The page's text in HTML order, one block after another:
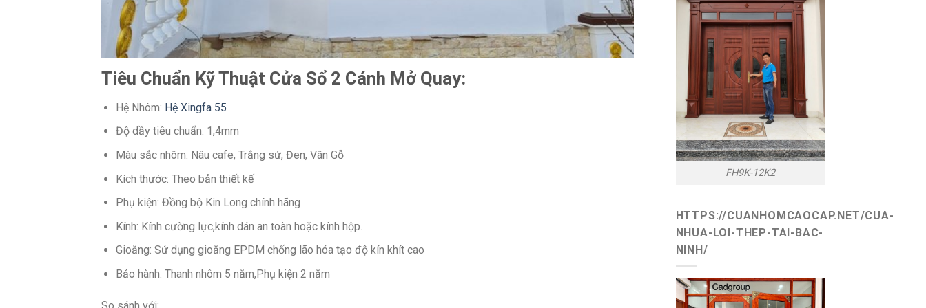
Tiêu Chuẩn Kỹ Thuật Cửa Sổ 2 Cánh Mở Quay:
Hệ Nhôm: Hệ Xingfa 55
Độ dầy tiêu chuẩn: 1,4mm
Màu sắc nhôm: Nâu cafe, Trắng sứ, Đen, Vân Gỗ
Kích thước: Theo bản thiết kế
Phụ kiện: Đồng bộ Kin Long chính hãng
Kính: Kính cường lực,kính dán an toàn hoặc kính hộp.
Gioăng: Sử dụng gioăng EPDM chống lão hóa tạo độ kín khít cao
Bảo hành: Thanh nhôm 5 năm,Phụ kiện 2 năm
So sánh với:
FH9K-12K2
HTTPS://CUANHOMCAOCAP.NET/CUA-
NHUA-LOI-THEP-TAI-BAC-
NINH/